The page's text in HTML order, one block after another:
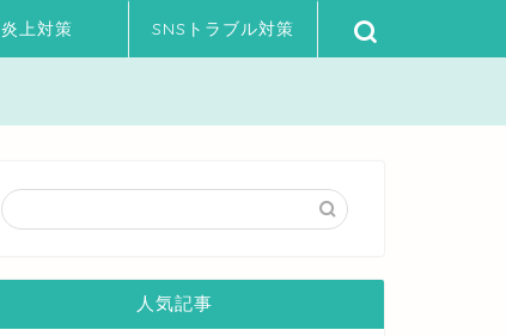
炎上対策 SNSトラブル対策
人気記事